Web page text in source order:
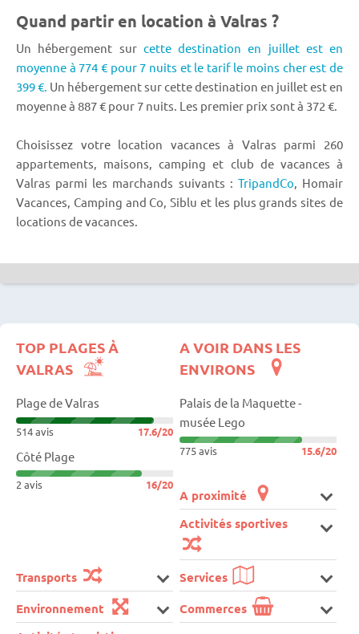
Quand partir en location à Valras ?
Un hébergement sur cette destination en juillet est en
moyenne à 774 € pour 7 nuits et le tarif le moins cher est de
399 €. Un hébergement sur cette destination en juillet est en
moyenne à 887 € pour 7 nuits. Les premier prix sont à 372 €.
Choisissez votre location vacances à Valras parmi 260
appartements, maisons, camping et club de vacances à
Valras parmi les marchands suivants : TripandCo , Homair
Vacances, Camping and Co, Siblu et les plus grands sites de
locations de vacances.
TOP PLAGES À
VALRAS
Plage de Valras
514 avis 17.6/20
Côté Plage
2 avis 16/20
A VOIR DANS LES
ENVIRONS
Palais de la Maquette -
musée Lego
775 avis 15.6/20
A proximité
Activités sportives
Transports
Services
Environnement
Commerces